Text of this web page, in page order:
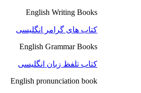
English Writing Books
کتاب های گرامر انگلیسی
English Grammar Books
کتاب تلفظ زبان انگلیسی
English pronunciation book